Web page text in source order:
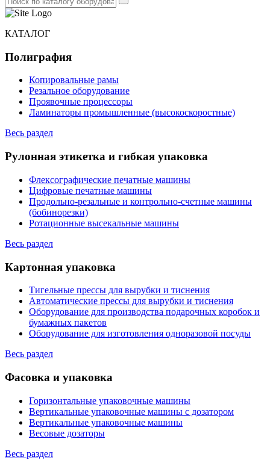
КАТАЛОГ
Полиграфия
Копировальные рамы
Резальное оборудование
Проявочные процессоры
Ламинаторы промышленные (высокоскоростные)
Весь раздел
Рулонная этикетка и гибкая упаковка
Флексографические печатные машины
Цифровые печатные машины
Продольно-резальные и контрольно-счетные машины
(бобинорезки)
Ротационные высекальные машины
Весь раздел
Картонная упаковка
Тигельные прессы для вырубки и тиснения
Автоматические прессы для вырубки и тиснения
Оборудование для производства подарочных коробок и
бумажных пакетов
Оборудование для изготовления одноразовой посуды
Весь раздел
Фасовка и упаковка
Горизонтальные упаковочные машины
Вертикальные упаковочные машины с дозатором
Вертикальные упаковочные машины
Весовые дозаторы
Весь раздел